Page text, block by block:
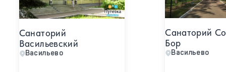
Санаторий
Васильевский
Васильево
Санаторий
Бор
Васильево